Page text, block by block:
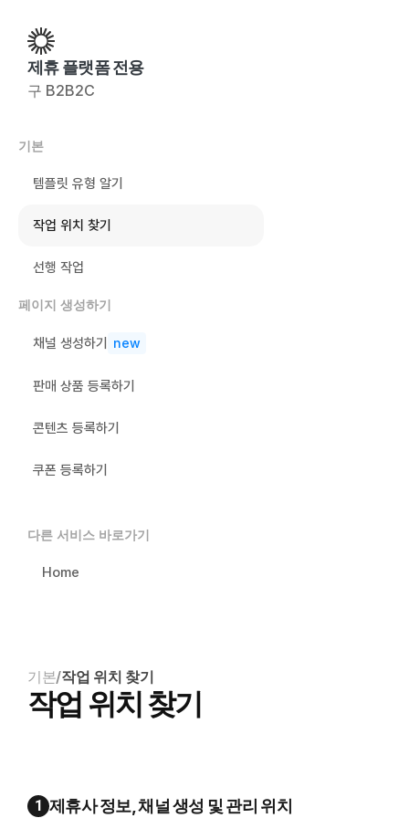
제휴 플랫폼 전용
구 B2B2C
기본
템플릿 유형 알기
작업 위치 찾기
선행 작업
페이지 생성하기
채널 생성하기 new
판매 상품 등록하기
콘텐츠 등록하기
쿠폰 등록하기
다른 서비스 바로가기
Home
기본/작업 위치 찾기
작업 위치 찾기
1 제휴사 정보, 채널 생성 및 관리 위치